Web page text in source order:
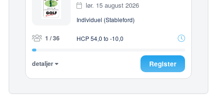
lør. 15 august 2026
Individuel (Stableford)
1 / 36 HCP 54,0 to -10,0
detaljer Register